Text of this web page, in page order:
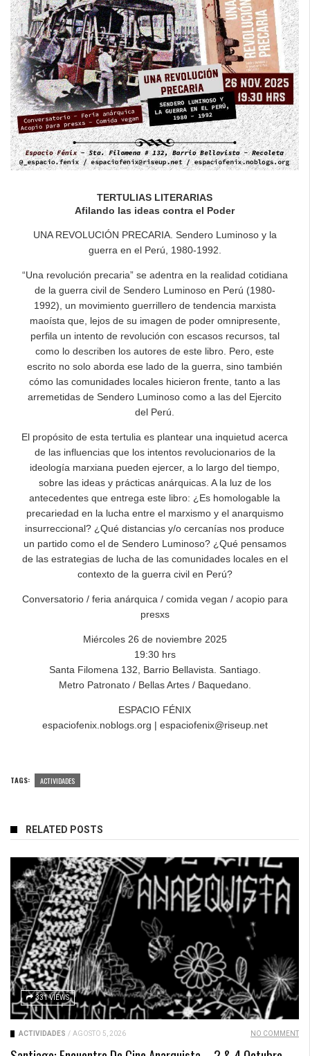
TERTULIAS LITERARIAS
Afilando las ideas contra el Poder
UNA REVOLUCIÓN PRECARIA. Sendero Luminoso y la
guerra en el Perú, 1980-1992.
“Una revolución precaria” se adentra en la realidad cotidiana
de la guerra civil de Sendero Luminoso en Perú (1980-
1992), un movimiento guerrillero de tendencia marxista
maoísta que, lejos de su imagen de poder omnipresente,
perfila un intento de revolución con escasos recursos, tal
como lo describen los autores de este libro. Pero, este
escrito no solo aborda ese lado de la guerra, sino también
cómo las comunidades locales hicieron frente, tanto a las
arremetidas de Sendero Luminoso como a las del Ejercito
del Perú.
El propósito de esta tertulia es plantear una inquietud acerca
de las influencias que los intentos revolucionarios de la
ideología marxiana pueden ejercer, a lo largo del tiempo,
sobre las ideas y prácticas anárquicas. A la luz de los
antecedentes que entrega este libro: ¿Es homologable la
precariedad en la lucha entre el marxismo y el anarquismo
insurreccional? ¿Qué distancias y/o cercanías nos produce
un partido como el de Sendero Luminoso? ¿Qué pensamos
de las estrategias de lucha de las comunidades locales en el
contexto de la guerra civil en Perú?
Conversatorio / feria anárquica / comida vegan / acopio para
presxs
Miércoles 26 de noviembre 2025
19:30 hrs
Santa Filomena 132, Barrio Bellavista. Santiago.
Metro Patronato / Bellas Artes / Baquedano.
ESPACIO FÉNIX
espaciofenix.noblogs.org | espaciofenix@riseup.net
TAGS: ACTIVIDADES
RELATED POSTS
331 VIEWS
ACTIVIDADES / AGOSTO 5, 2026 NO COMMENT